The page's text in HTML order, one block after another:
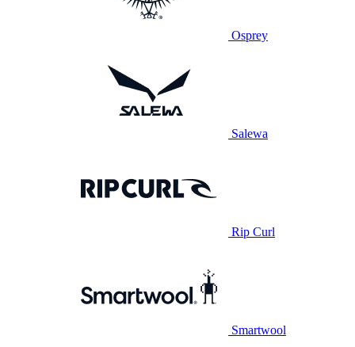
Osprey
Salewa
Rip Curl
Smartwool